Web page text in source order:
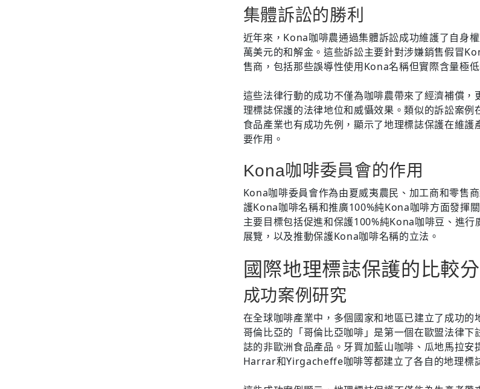
集體訴訟的勝利
近年來，Kona咖啡農通過集體訴訟成功維護了自身
萬美元的和解金。這些訴訟主要針對涉嫌銷售假冒
售商，包括那些誤導性使用Kona名稱但實際含量極低
這些法律行動的成功不僅為咖啡農帶來了經濟補償，
理標誌保護的法律地位和威懾效果。類似的訴訟案例
食品產業也有成功先例，顯示了地理標誌保護在維護
要作用。
Kona咖啡委員會的作用
Kona咖啡委員會作為由夏威夷農民、加工商和零售
護Kona咖啡名稱和推廣100%純Kona咖啡方面發揮
主要目標包括促進和保護100%純Kona咖啡豆、進行
展覽，以及推動保護Kona咖啡名稱的立法。
國際地理標誌保護的比較
成功案例研究
在全球咖啡產業中，多個國家和地區已建立了成功的
哥倫比亞的「哥倫比亞咖啡」是第一個在歐盟法律下
誌的非歐洲食品產品。牙買加藍山咖啡、瓜地馬拉安
Harrar和Yirgacheffe咖啡等都建立了各自的地理標